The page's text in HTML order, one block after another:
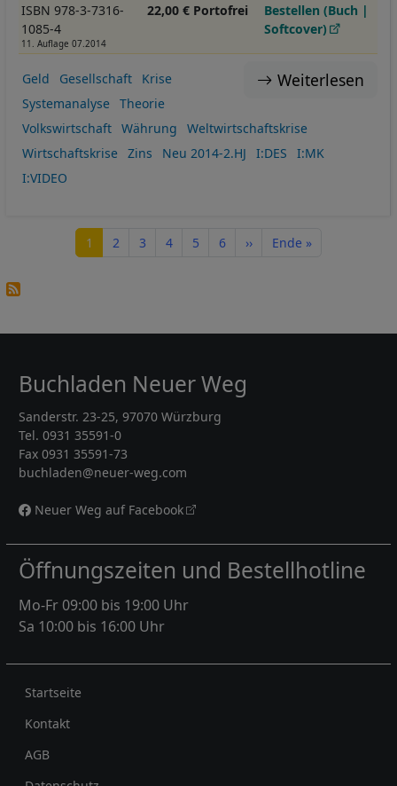
ISBN 978-3-7316-
1085-4
11. Auflage 07.2014
22,00 € Portofrei
Bestellen (Buch |
Softcover)
Weiterlesen
Geld Gesellschaft
Krise
Systemanalyse
Theorie
Volkswirtschaft
Währung
Weltwirtschaftskrise
Wirtschaftskrise
Zins Neu 2014-2.HJ I:DES
I:MK
I:VIDEO
Seite
1 Seite
2 Seite
3 Seite
4 Seite
5 Seite
6 Nächste Seite
›› Letzte Seite
Ende »
Buchladen Neuer Weg
Sanderstr. 23-25, 97070 Würzburg
Tel. 0931 35591-0
Fax 0931 35591-73
buchladen@neuer-weg.com
Neuer Weg auf Facebook
Öffnungszeiten und Bestellhotline
Mo-Fr 09:00 bis 19:00 Uhr
Sa 10:00 bis 16:00 Uhr
Rechtliches
Startseite
Kontakt
AGB